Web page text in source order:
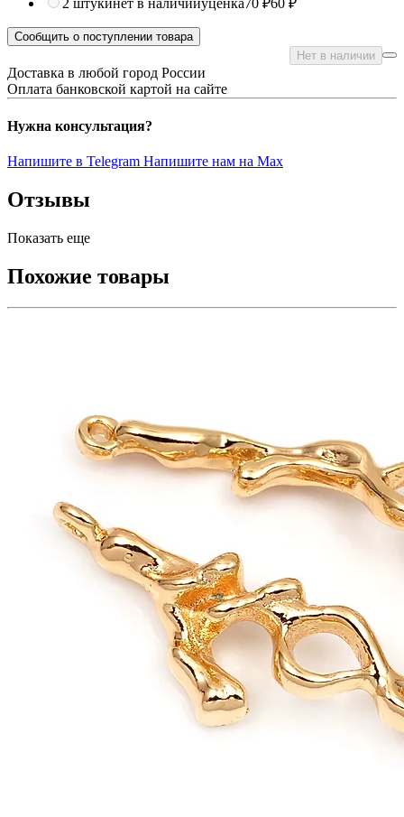
Сообщить о поступлении товара
Нет в наличии
Доставка в любой город России
Оплата банковской картой на сайте
Нужна консультация?
Напишите в Telegram Напишите нам на Max
Отзывы
Показать еще
Похожие товары